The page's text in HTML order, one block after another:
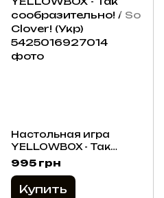
Настольная игра
YELLOWBOX - Так
сообразительно! / So
Clover! (Укр)
995 грн
Купить